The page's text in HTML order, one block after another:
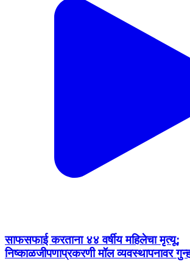
साफसफाई करताना ४४ वर्षीय महिलेचा मृत्यू;
निष्काळजीपणाप्रकरणी मॉल व्यवस्थापनावर